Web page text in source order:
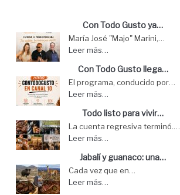
Con Todo Gusto ya…
María José "Majo" Marini,…
Leer más…
Con Todo Gusto llega…
El programa, conducido por…
Leer más…
Todo listo para vivir…
La cuenta regresiva terminó.…
Leer más…
Jabalí y guanaco: una…
Cada vez que en…
Leer más…